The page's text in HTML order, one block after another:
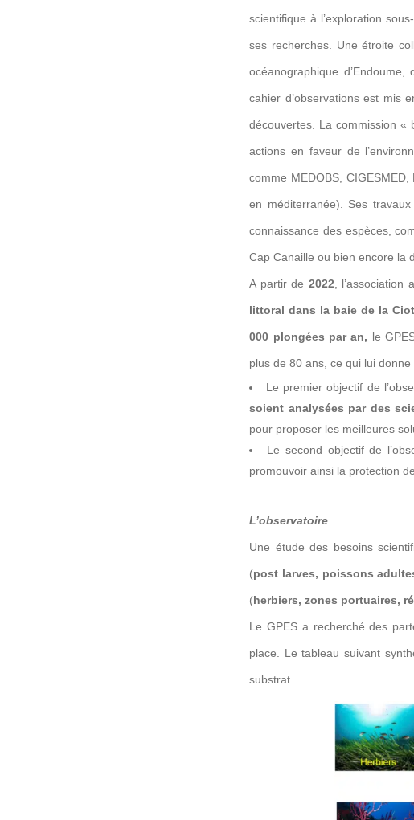
scientifique à l’exploration
ses recherches. Une étroite
océanographique
cahier d’observations est mis
découvertes. La commission
actions en faveur de
comme MEDOBS,
en méditerranée). Ses
connaissance des espèces,
Cap Canaille ou bien encore la
A partir de 2022 ,
littoral dans la baie de la
000 plongées par an, le
plus de 80 ans, ce qui lui
Le premier objectif de
soient analysées par des
pour proposer les meilleures
Le second objectif de
promouvoir ainsi la protection
L’observatoire
Une étude des besoins
(post larves, poissons
(herbiers, zones portuaires,
Le GPES a recherché des
place. Le tableau suivant
substrat.